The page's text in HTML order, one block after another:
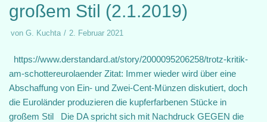
großem Stil (2.1.2019)
von G. Kuchta 2. Februar 2021
https://www.derstandard.at/story/2000095206258/trotz-kritik-
am-schottereurolaender Zitat: Immer wieder wird über eine
Abschaffung von Ein- und Zwei-Cent-Münzen diskutiert, doch
die Euroländer produzieren die kupferfarbenen Stücke in
großem Stil Die DA spricht sich mit Nachdruck GEGEN die